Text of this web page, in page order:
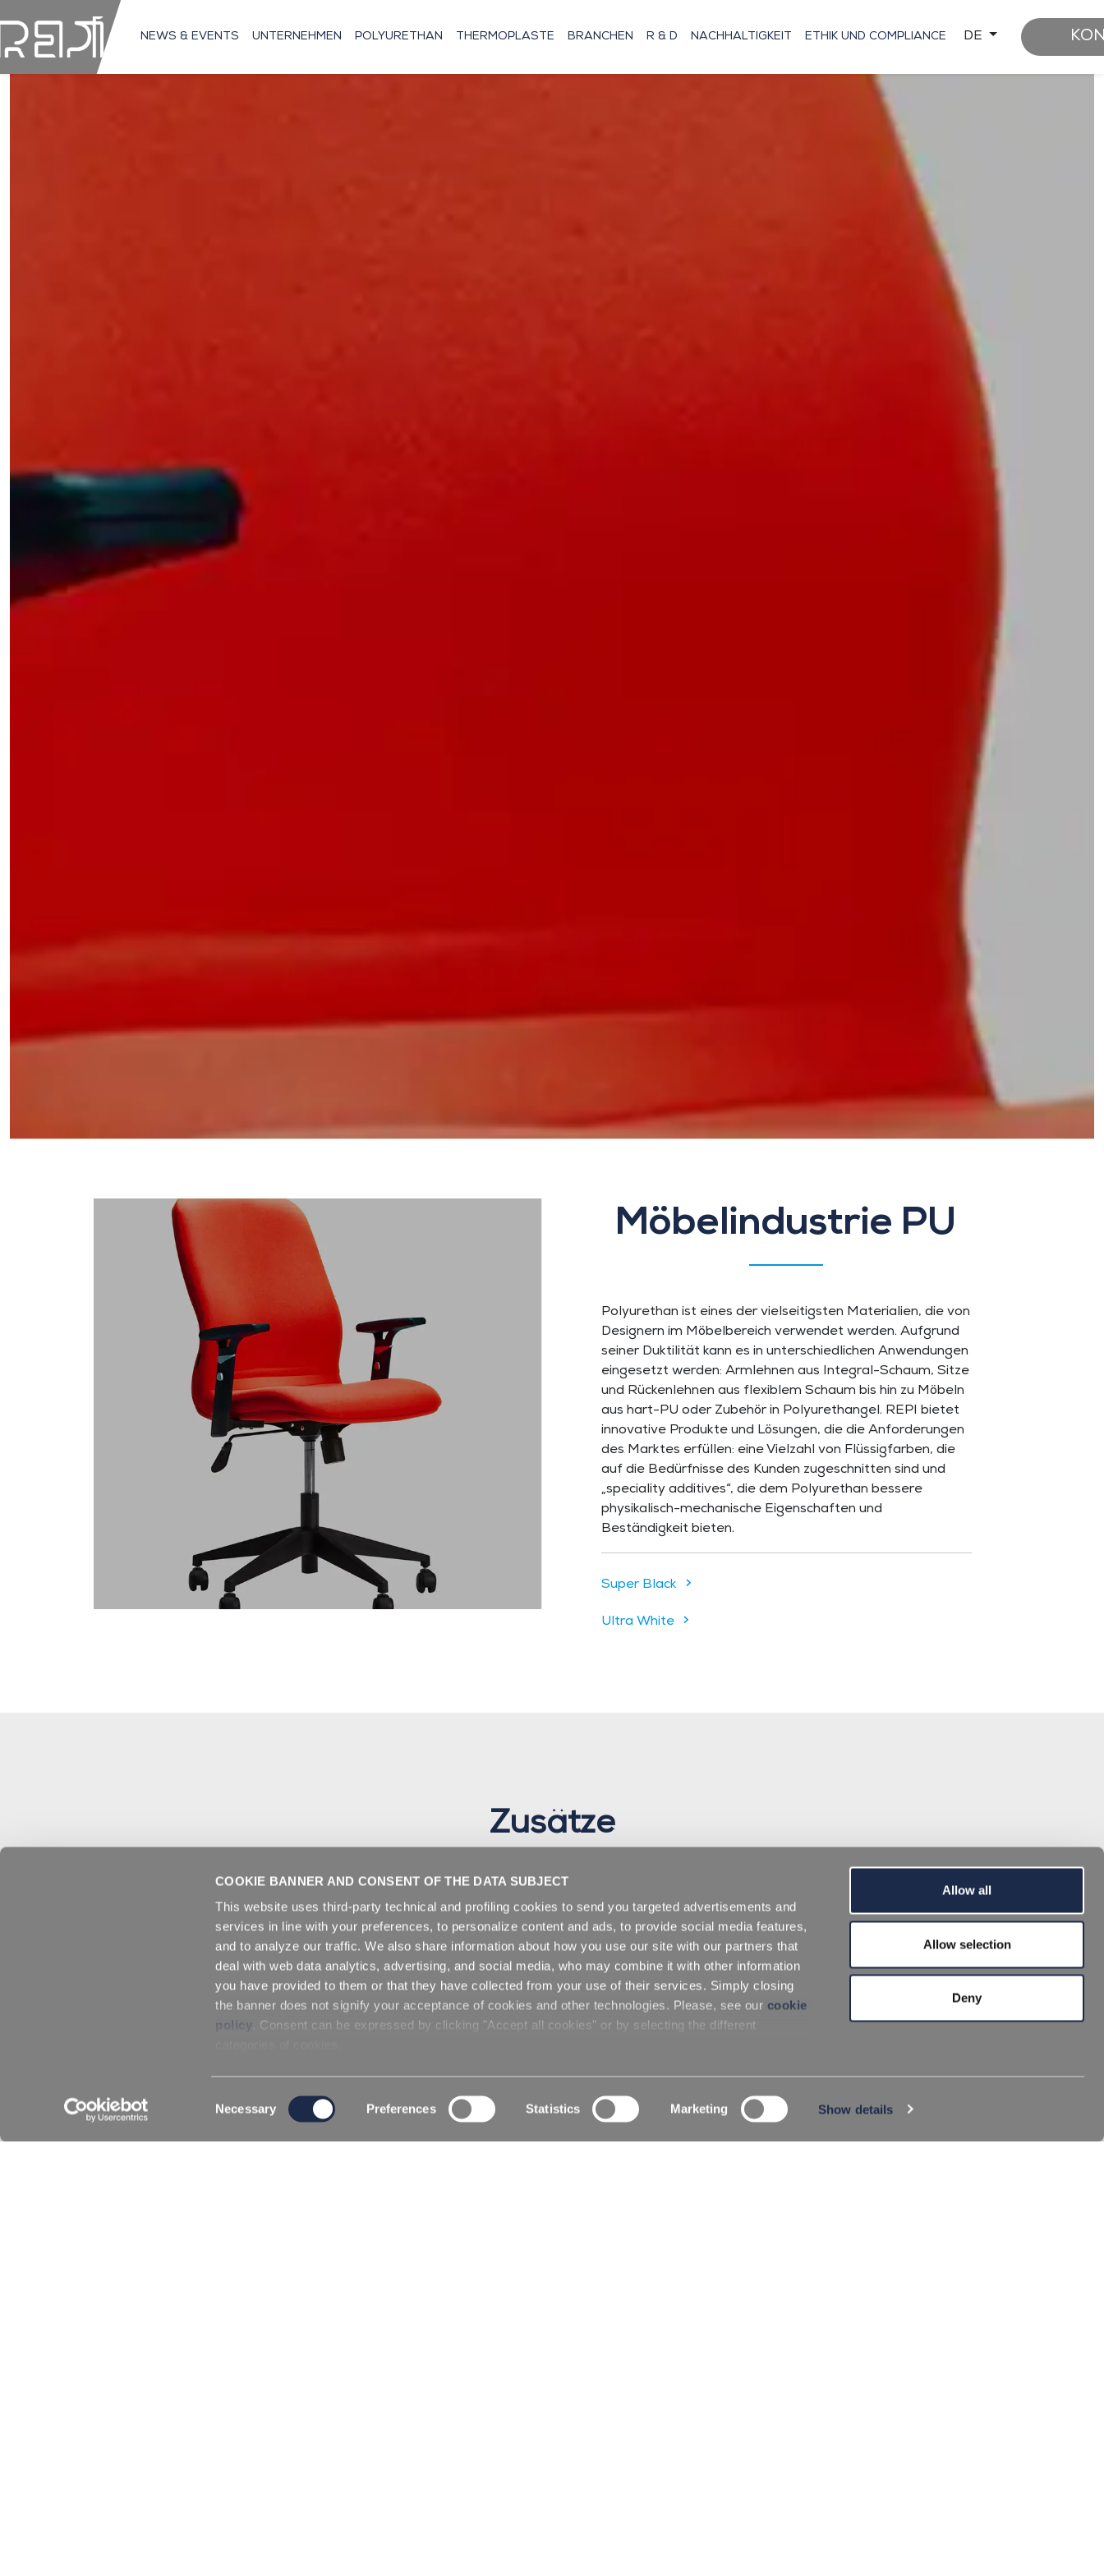
COOKIE BANNER AND CONSENT OF THE DATA SUBJECT
This website uses third-party technical and profiling cookies to send you targeted advertisements and
services in line with your preferences, to personalize content and ads, to provide social media features,
and to analyze our traffic. We also share information about how you use our site with our partners that
deal with web data analytics, advertising, and social media, who may combine it with other information
you have provided to them or that they have collected from your use of their services. Simply closing
the banner does not signify your acceptance of cookies and other technologies. Please, see our cookie
policy . Consent can be expressed by clicking "Accept all cookies" or by selecting the different
Selection
Necessary Preferences Statistics Marketing Show details
Allow all
Allow selection
Deny
NEWS & EVENTS UNTERNEHMEN POLYURETHAN THERMOPLASTE BRANCHEN R & D NACHHALTIGKEIT ETHIK UND COMPLIANCE DE
Möbelindustrie PU
Polyurethan ist eines der vielseitigsten Materialien, die von
Designern im Möbelbereich verwendet werden. Aufgrund
seiner Duktilität kann es in unterschiedlichen Anwendungen
eingesetzt werden: Armlehnen aus Integral-Schaum, Sitze
und Rückenlehnen aus flexiblem Schaum bis hin zu Möbeln
aus hart-PU oder Zubehör in Polyurethangel. REPI bietet
innovative Produkte und Lösungen, die die Anforderungen
des Marktes erfüllen: eine Vielzahl von Flüssigfarben, die
auf die Bedürfnisse des Kunden zugeschnitten sind und
„speciality additives“, die dem Polyurethan bessere
physikalisch-mechanische Eigenschaften und
Beständigkeit bieten.
Super Black
Ultra White
Zusätze